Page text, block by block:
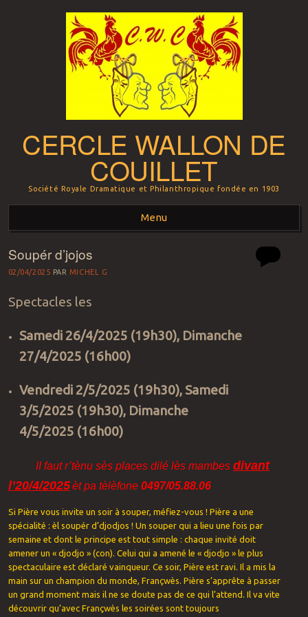
CERCLE WALLON DE
COUILLET
Société Royale Dramatique et Philanthropique fondée en 1903
Menu
Aller au contenu principal
Soupér d’jojos
02/04/2025 PAR MICHEL G
Spectacles les
Samedi 26/4/2025 (19h30), Dimanche
27/4/2025 (16h00)
Vendredi 2/5/2025 (19h30), Samedi
3/5/2025 (19h30), Dimanche
4/5/2025 (16h00)
II faut r’tènu sès places dilé lès mambes divant
l’20/4/2025èt pa tèlèfone 0497/05.88.06
Si Pière vous invite un soir à souper, méfiez-vous ! Pière a une
spécialité : èl soupér d’djodjos ! Un souper qui a lieu une fois par
semaine et dont le principe est tout simple : chaque invité doit
amener un « djodjo » (con). Celui qui a amené le « djodjo » le plus
spectaculaire est déclaré vainqueur. Ce soir, Pière est ravi. Il a mis la
main sur un champion du monde, Françwès. Pière s’apprête à passer
un grand moment mais il ne se doute pas de ce qui l’attend. Il va vite
découvrir qu’avec Françwès les soirées sont toujours